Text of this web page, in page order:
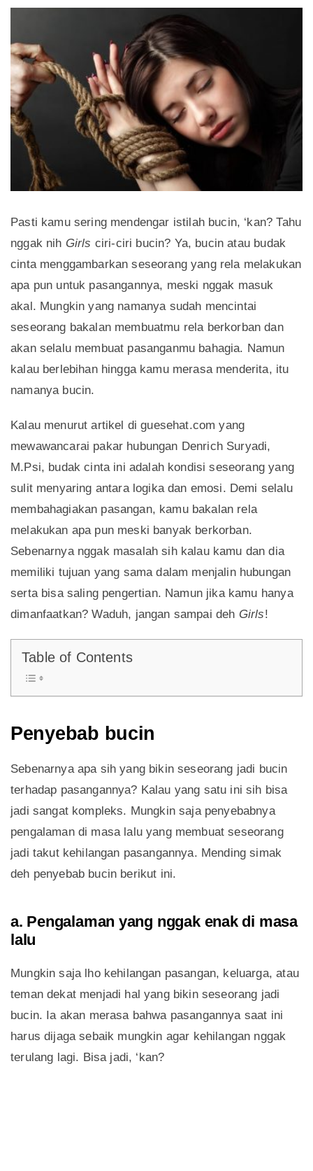
Pasti kamu sering mendengar istilah bucin, ‘kan? Tahu
nggak nih Girls ciri-ciri bucin? Ya, bucin atau budak
cinta menggambarkan seseorang yang rela melakukan
apa pun untuk pasangannya, meski nggak masuk
akal. Mungkin yang namanya sudah mencintai
seseorang bakalan membuatmu rela berkorban dan
akan selalu membuat pasanganmu bahagia. Namun
kalau berlebihan hingga kamu merasa menderita, itu
namanya bucin.
Kalau menurut artikel di guesehat.com yang
mewawancarai pakar hubungan Denrich Suryadi,
M.Psi, budak cinta ini adalah kondisi seseorang yang
sulit menyaring antara logika dan emosi. Demi selalu
membahagiakan pasangan, kamu bakalan rela
melakukan apa pun meski banyak berkorban.
Sebenarnya nggak masalah sih kalau kamu dan dia
memiliki tujuan yang sama dalam menjalin hubungan
serta bisa saling pengertian. Namun jika kamu hanya
dimanfaatkan? Waduh, jangan sampai deh Girls!
Table of Contents
Penyebab bucin
Sebenarnya apa sih yang bikin seseorang jadi bucin
terhadap pasangannya? Kalau yang satu ini sih bisa
jadi sangat kompleks. Mungkin saja penyebabnya
pengalaman di masa lalu yang membuat seseorang
jadi takut kehilangan pasangannya. Mending simak
deh penyebab bucin berikut ini.
a. Pengalaman yang nggak enak di masa
lalu
Mungkin saja lho kehilangan pasangan, keluarga, atau
teman dekat menjadi hal yang bikin seseorang jadi
bucin. Ia akan merasa bahwa pasangannya saat ini
harus dijaga sebaik mungkin agar kehilangan nggak
terulang lagi. Bisa jadi, ‘kan?